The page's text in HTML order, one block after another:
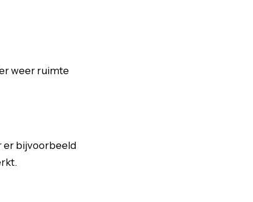
weer ruimte
er bijvoorbeeld